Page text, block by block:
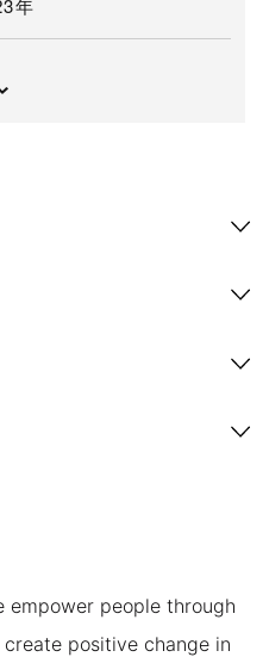
年
empower people through
positive change in